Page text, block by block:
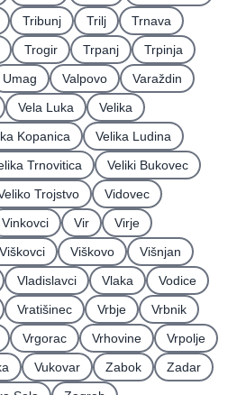
Tribunj Trilj
Trnava
Trogir Trpanj
Trpinja
Umag Valpovo
Varaždin
Vela Luka
Velika
Kopanica
Velika Ludina
Trnovitica
Veliki Bukovec
Trojstvo
Vidovec
Vinkovci Vir
Virje
Viškovci Viškovo
Višnjan
Vladislavci Vlaka
Vodice
Vratišinec Vrbje
Vrbnik
Vrgorac Vrhovine
Vrpolje
Vukovar Zabok
Zadar